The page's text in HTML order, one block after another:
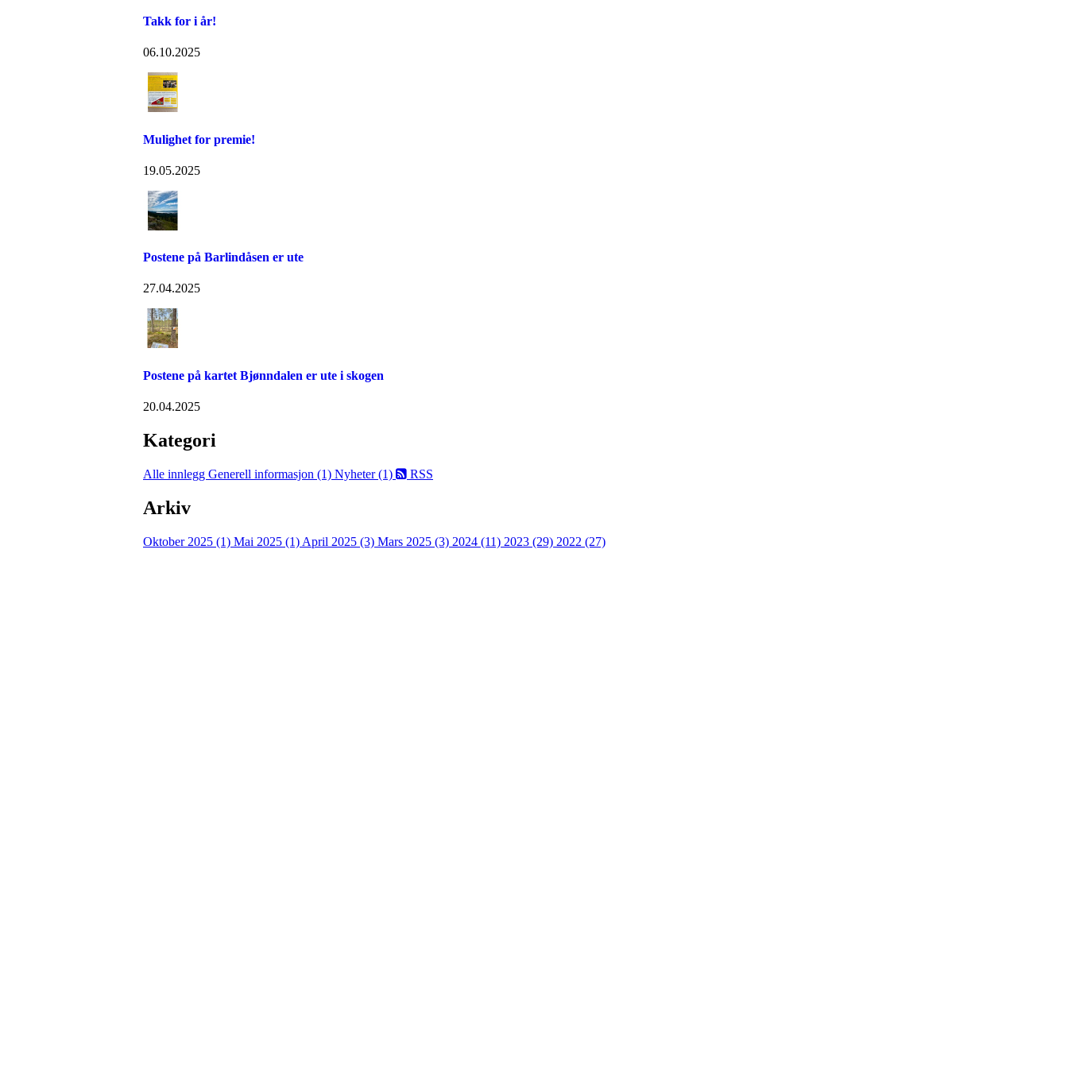
Takk for i år!
06.10.2025
Mulighet for premie!
19.05.2025
Postene på Barlindåsen er ute
27.04.2025
Postene på kartet Bjønndalen er ute i skogen
20.04.2025
Kategori
Alle innlegg Generell informasjon (1) Nyheter (1) RSS
Arkiv
Oktober 2025 (1) Mai 2025 (1) April 2025 (3) Mars 2025 (3) 2024 (11) 2023 (29) 2022 (27)